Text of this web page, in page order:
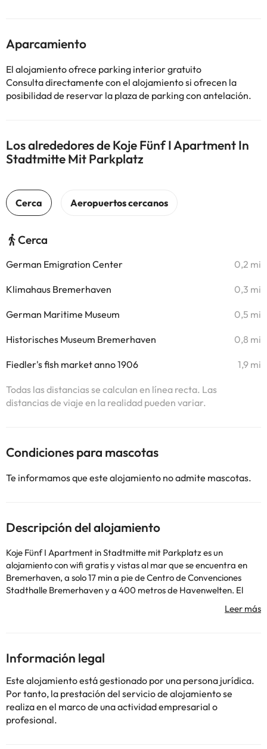
Aparcamiento
El alojamiento ofrece parking interior gratuito
Consulta directamente con el alojamiento si ofrecen la
posibilidad de reservar la plaza de parking con antelación.
Los alrededores de Koje Fünf I Apartment In
Stadtmitte Mit Parkplatz
Cerca
German Emigration Center 0,2 mi
Klimahaus Bremerhaven 0,3 mi
German Maritime Museum 0,5 mi
Historisches Museum Bremerhaven 0,8 mi
Fiedler's fish market anno 1906 1,9 mi
Todas las distancias se calculan en línea recta. Las
distancias de viaje en la realidad pueden variar.
Condiciones para mascotas
Te informamos que este alojamiento no admite mascotas.
Descripción del alojamiento
Koje Fünf I Apartment in Stadtmitte mit Parkplatz es un
alojamiento con wifi gratis y vistas al mar que se encuentra en
Bremerhaven, a solo 17 min a pie de Centro de Convenciones
Stadthalle Bremerhaven y a 400 metros de Havenwelten. El
alojamiento, que está a 13 min a pie de Weser-Strandbad,
ducha. Hay toallas y ropa de cama en el apartamento. Cerca del
alojamiento hay puntos de interés como Museo Klimahaus de
Bremerhaven, Centro de Emigración Alemana y Zoo marino de
Bremerhaven. El aeropuerto (Aeropuerto de Bremen) está a 67
km.
En este alojamiento no se pueden celebrar despedidas de soltero
o soltera ni fiestas similares. Las personas menores de 18 años
Información legal
Este alojamiento está gestionado por una persona jurídica.
Por tanto, la prestación del servicio de alojamiento se
realiza en el marco de una actividad empresarial o
profesional.